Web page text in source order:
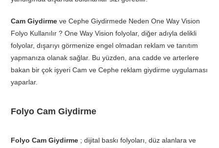
Cam Giydirme ve Cephe Giydirmede Neden One Way Vision
Folyo Kullanılır ? One Way Vision folyolar, diğer adıyla delikli
folyolar, dışarıyı görmenize engel olmadan reklam ve tanıtım
yapmanıza olanak sağlar. Bu yüzden, ana cadde ve arterlere
bakan bir çok işyeri Cam ve Cephe reklam giydirme uygulaması
yaparlar.
Folyo Cam Giydirme
Folyo Cam Giydirme ; dijital baskı folyoları, düz alanlara ve